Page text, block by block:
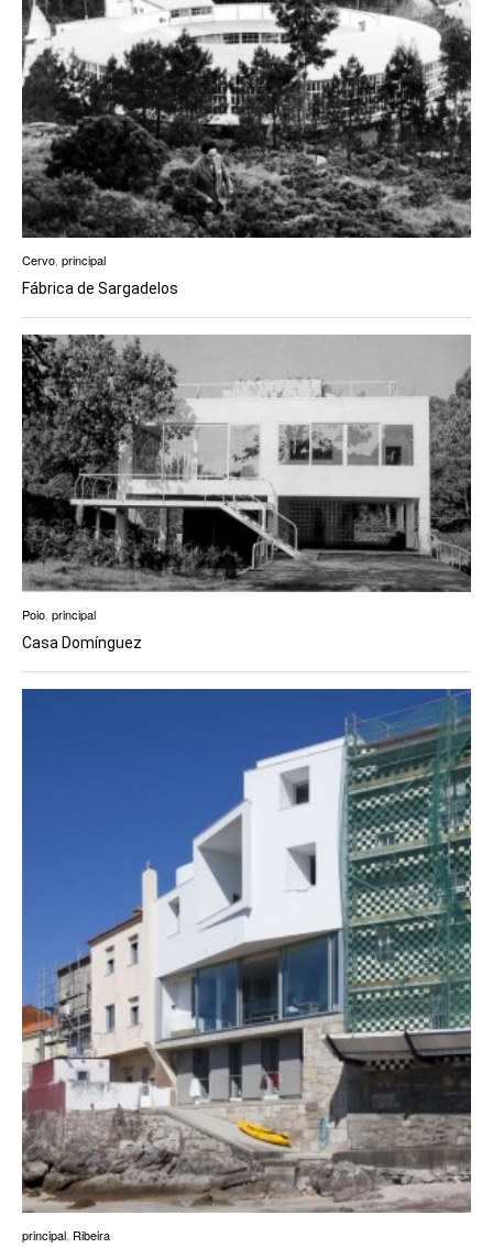
Cervo principal
Fábrica de Sargadelos
Poio principal
Casa Domínguez
principal Ribeira